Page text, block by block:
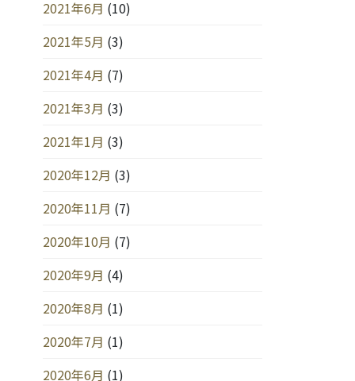
2021年6月 (10)
2021年5月 (3)
2021年4月 (7)
2021年3月 (3)
2021年1月 (3)
2020年12月 (3)
2020年11月 (7)
2020年10月 (7)
2020年9月 (4)
2020年8月 (1)
2020年7月 (1)
2020年6月 (1)